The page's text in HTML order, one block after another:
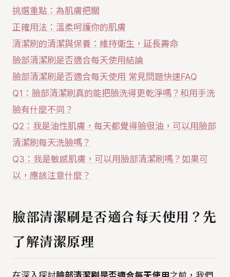
挑選重點：為肌膚把關
正確用法：溫柔呵護你的肌膚
清潔刷的清潔與保養：維持衛生，延長壽命
臉部清潔刷是否適合每天使用結論
臉部清潔刷是否適合每天使用 常見問題快速FAQ
Q1：臉部清潔刷真的能把臉洗得更乾淨嗎？和用手洗
臉有什麼不同？
Q2：我是油性肌膚，每天都覺得臉很油，可以用臉部
清潔刷每天洗臉嗎？
Q3：我是敏感肌膚，可以用臉部清潔刷嗎？如果可
以，應該注意什麼？
臉部清潔刷是否適合每天使用？先
了解清潔原理